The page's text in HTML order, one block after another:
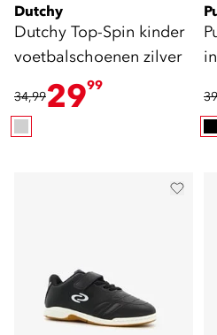
Dutchy
Dutchy Top-Spin kinder
voetbalschoenen zilver
34,992999